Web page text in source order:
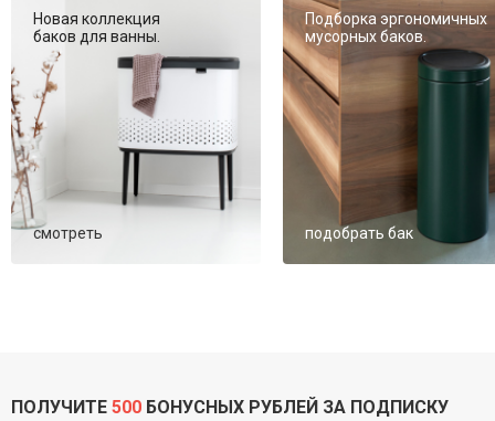
Новая коллекция
баков для ванны.
смотреть
Подборка эргономичных
мусорных баков.
подобрать бак
ПОЛУЧИТЕ 500 БОНУСНЫХ РУБЛЕЙ ЗА ПОДПИСКУ